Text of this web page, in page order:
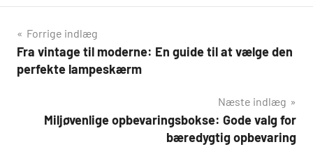
Indlægsnavigation
Forrige indlæg
Fra vintage til moderne: En guide til at vælge den
perfekte lampeskærm
Næste indlæg
Miljøvenlige opbevaringsbokse: Gode valg for
bæredygtig opbevaring